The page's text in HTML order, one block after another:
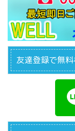
友達登録で無